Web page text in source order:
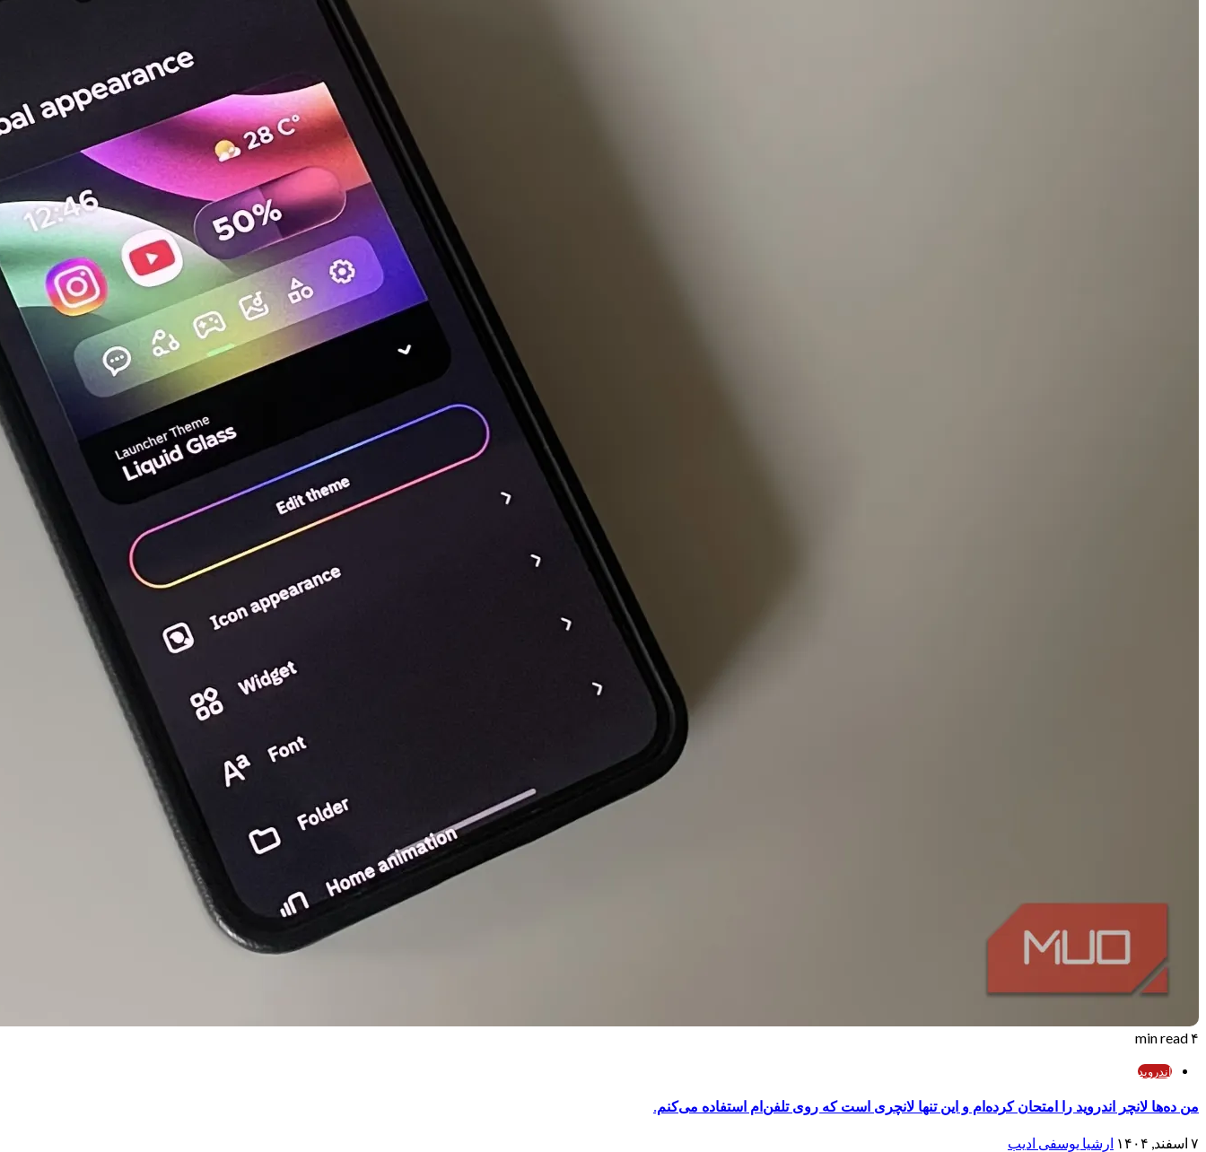
۴ min read
اندروید
من ده‌ها لانچر اندروید را امتحان کرده‌ام و این تنها لانچری است که روی تلفن‌ام استفاده می‌کنم.
۷ اسفند, ۱۴۰۴ ارشیا یوسفی ادیب